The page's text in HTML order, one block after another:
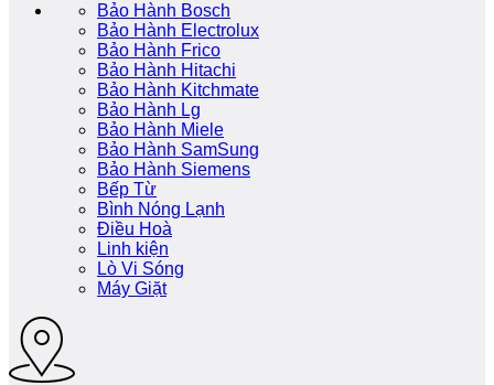
Bảo Hành Bosch
Bảo Hành Electrolux
Bảo Hành Frico
Bảo Hành Hitachi
Bảo Hành Kitchmate
Bảo Hành Lg
Bảo Hành Miele
Bảo Hành SamSung
Bảo Hành Siemens
Bếp Từ
Bình Nóng Lạnh
Điều Hoà
Linh kiện
Lò Vi Sóng
Máy Giặt